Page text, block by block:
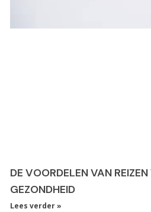
DE VOORDELEN VAN
GEZONDHEID
Lees verder »